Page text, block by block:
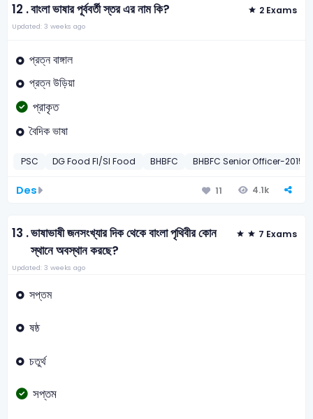
12 .বাংলা ভাষার পূর্ববর্তী স্তর এর নাম কি? 2 Exams
Updated: 3 weeks ago
প্রত্ন বাঙ্গাল
প্রত্ন উড়িয়া
প্রাকৃত
বৈদিক ভাষা
PSC DG Food FI/SI Food BHBFC BHBFC Senior Officer-2015
Des 11 4.1k
13 .ভাষাভাষী জনসংখ্যার দিক থেকে বাংলা পৃথিবীর কোন
স্থানে অবস্থান করছে?
7 Exams
Updated: 3 weeks ago
সপ্তম
ষষ্ঠ
চতুর্থ
সপ্তম